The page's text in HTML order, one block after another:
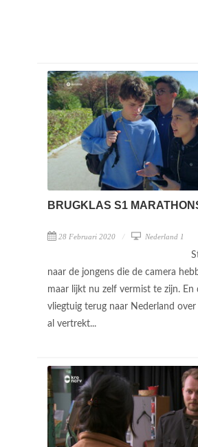
BRUGKLAS S1
28 Februari 2020 Nederland 1
naar de jongens die de camera
maar lijkt nu zelf vermist te zijn.
vliegtuig terug naar Nederland
al vertrekt...